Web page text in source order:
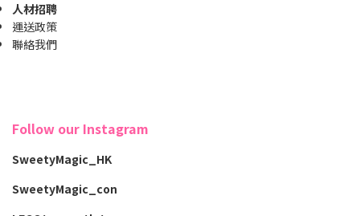
人材招聘
運送政策
聯絡我們
Follow our Instagram
SweetyMagic_HK
SweetyMagic_con